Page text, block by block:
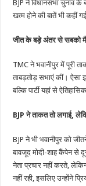
BJP ने विधानसभा चुनाव के
खत्म होने की बातें भी कहीं
जीत के बड़े अंतर से सबको
TMC ने भवानीपुर में पूरी
ताबड़तोड़ सभाएं कीं। ऐसा
बल्कि पार्टी यहां से
BJP ने ताकत तो लगाई,
BJP ने भी भवानीपुर को
बावजूद मोदी-शाह कैंपेन से
नेता प्रचार नहीं करते,
नहीं रही, इसलिए उन्होंने